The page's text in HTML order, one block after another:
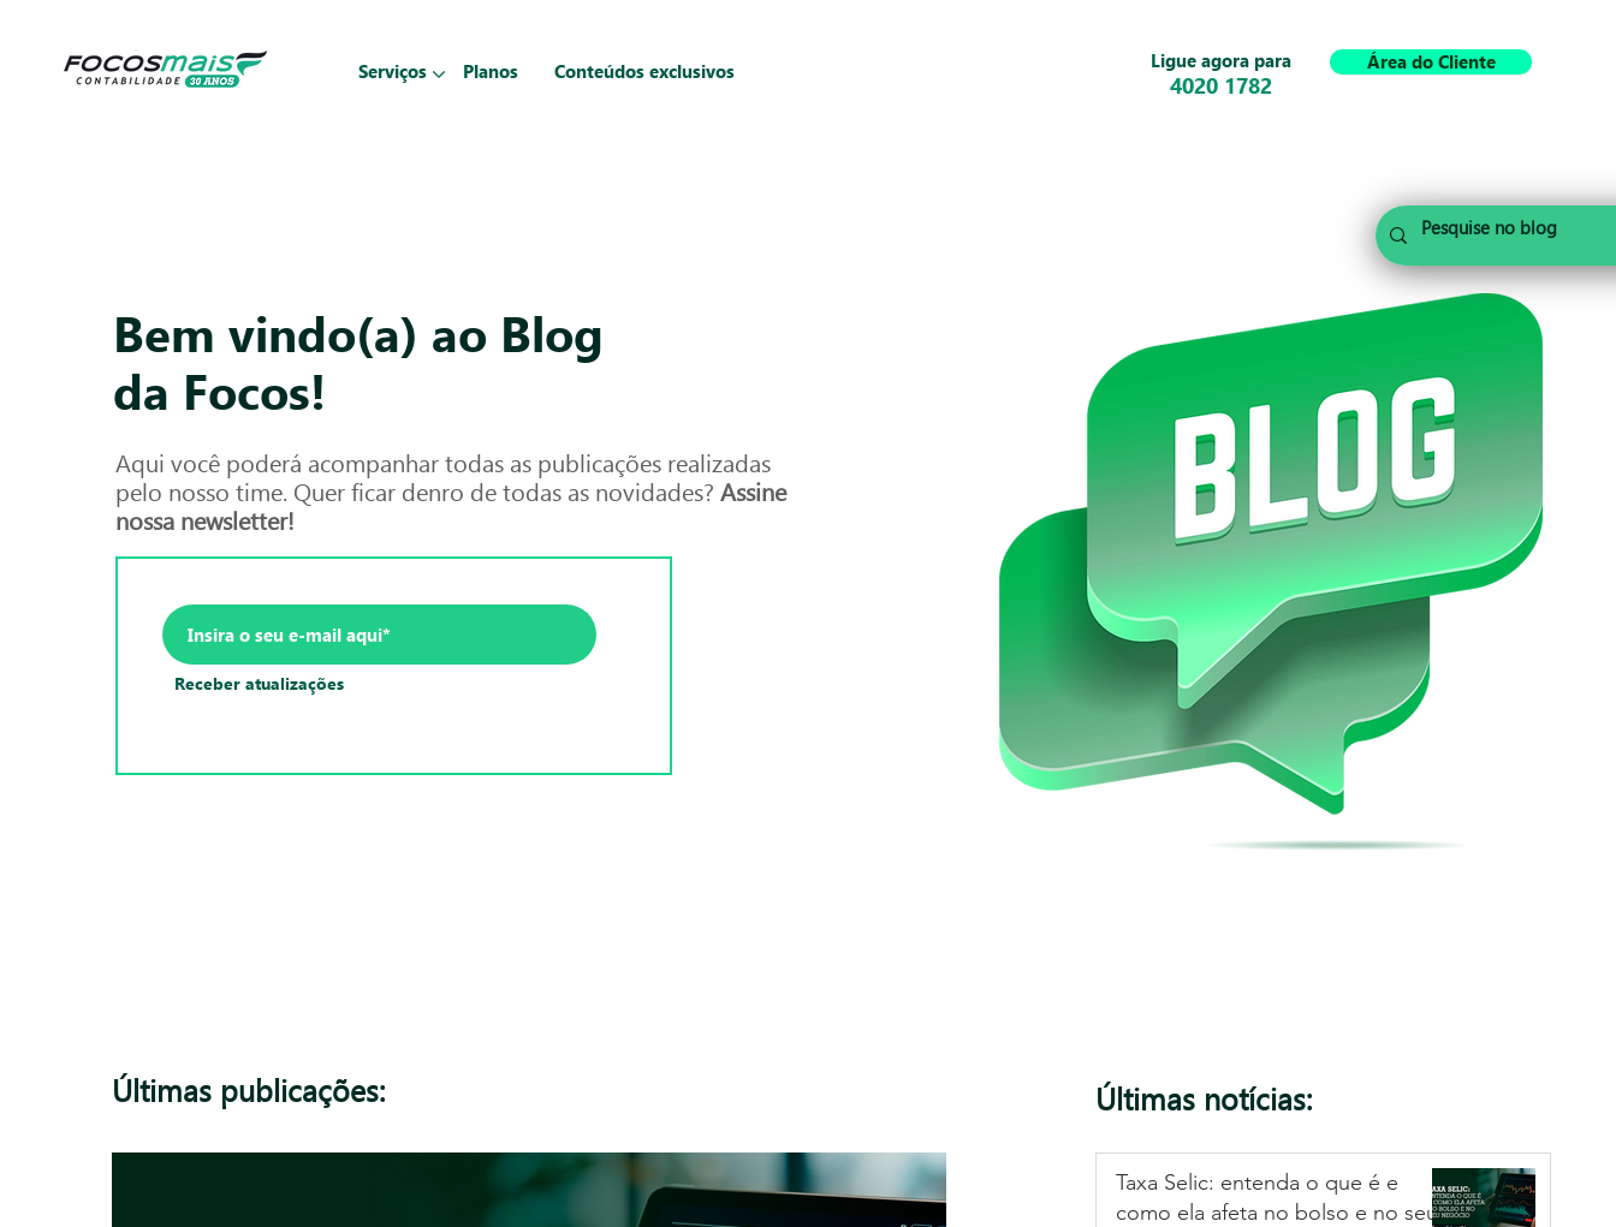
Serviços Planos Conteúdos exclusivos Ligue agora para
4020 1782
Área do Cliente
Bem vindo(a) ao Blog
da Focos!
Aqui você poderá acompanhar todas as publicações realizadas
pelo nosso time. Quer ficar denro de todas as novidades? Assine
nossa newsletter!
Receber atualizações
Últimas publicações: Últimas notícias:
Taxa Selic: entenda o que é e
como ela afeta no bolso e no seu